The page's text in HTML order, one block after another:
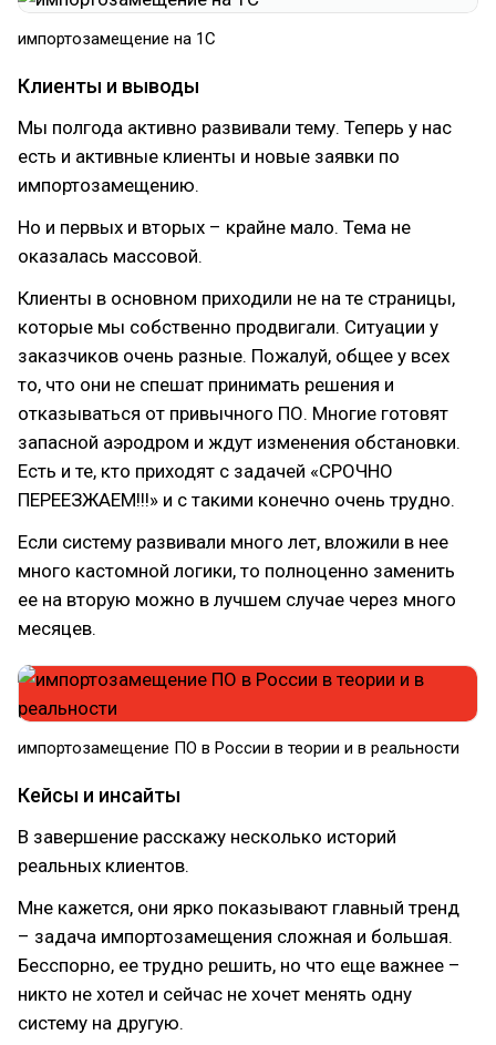
импортозамещение на 1С
Клиенты и выводы
Мы полгода активно развивали тему. Теперь у нас
есть и активные клиенты и новые заявки по
импортозамещению.
Но и первых и вторых – крайне мало. Тема не
оказалась массовой.
Клиенты в основном приходили не на те страницы,
которые мы собственно продвигали. Ситуации у
заказчиков очень разные. Пожалуй, общее у всех
то, что они не спешат принимать решения и
отказываться от привычного ПО. Многие готовят
запасной аэродром и ждут изменения обстановки.
Есть и те, кто приходят с задачей «СРОЧНО
ПЕРЕЕЗЖАЕМ!!!» и с такими конечно очень трудно.
Если систему развивали много лет, вложили в нее
много кастомной логики, то полноценно заменить
ее на вторую можно в лучшем случае через много
месяцев.
импортозамещение ПО в России в теории и в реальности
Кейсы и инсайты
В завершение расскажу несколько историй
реальных клиентов.
Мне кажется, они ярко показывают главный тренд
– задача импортозамещения сложная и большая.
Бесспорно, ее трудно решить, но что еще важнее –
никто не хотел и сейчас не хочет менять одну
систему на другую.